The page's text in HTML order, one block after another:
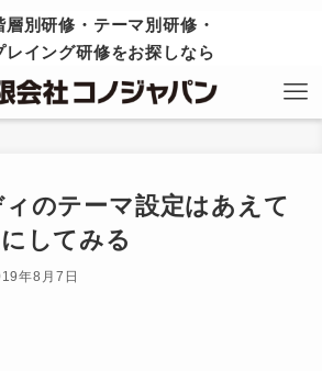
層別研修・テーマ別研修・
レイング研修をお探しなら
のテーマ設定はあえて
してみる
年8月7日